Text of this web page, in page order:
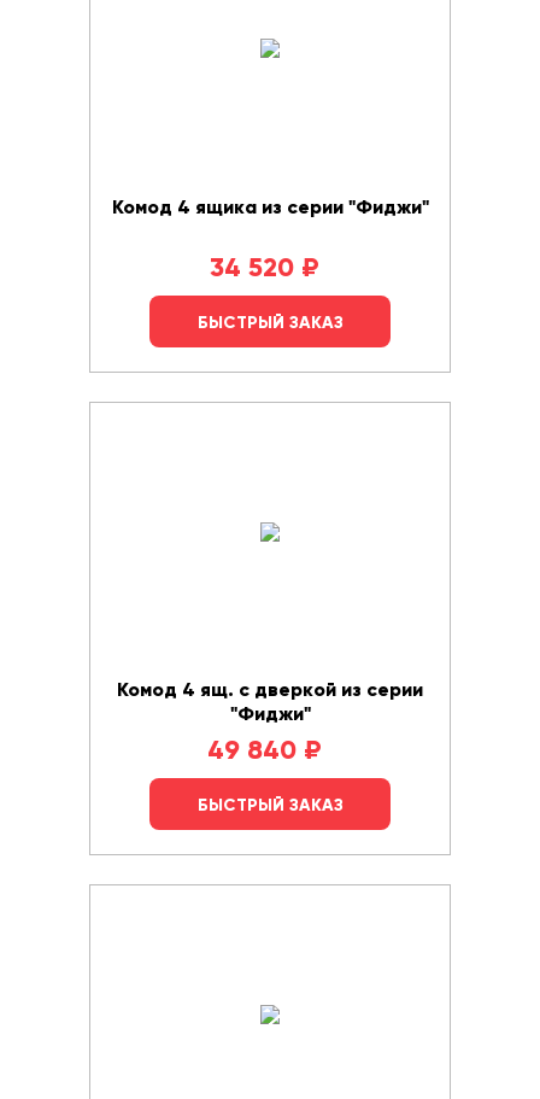
Комод 4 ящика из серии "Фиджи"
34 520 ₽
БЫСТРЫЙ ЗАКАЗ
Комод 4 ящ. с дверкой из серии
"Фиджи"
49 840 ₽
БЫСТРЫЙ ЗАКАЗ